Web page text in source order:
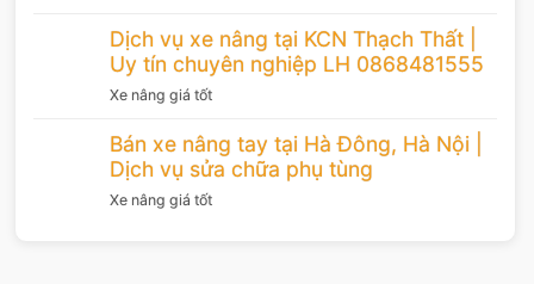
Dịch vụ xe nâng tại KCN Thạch Thất |
Uy tín chuyên nghiệp LH 0868481555
Xe nâng giá tốt
Bán xe nâng tay tại Hà Đông, Hà Nội |
Dịch vụ sửa chữa phụ tùng
Xe nâng giá tốt